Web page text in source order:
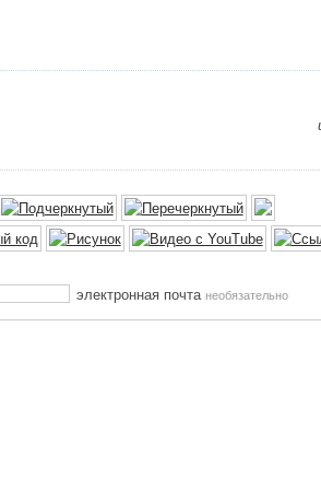
электронная почта необязательно